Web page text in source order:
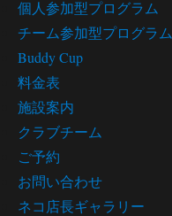
個人参加型プログラム
チーム参加型プログラム
Buddy Cup
料金表
施設案内
クラブチーム
ご予約
お問い合わせ
ネコ店長ギャラリー